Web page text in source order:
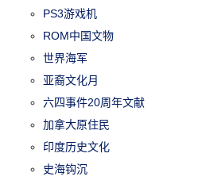
PS3游戏机
ROM中国文物
世界海军
亚裔文化月
六四事件20周年文献
加拿大原住民
印度历史文化
史海钩沉